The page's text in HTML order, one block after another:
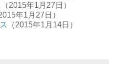
（2015年1月27日）
年1月27日）
（2015年1月14日）